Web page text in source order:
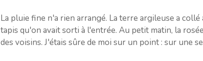
La pluie fine n'a rien arrangé. La terre argileuse a
tapis qu'on avait sorti à l'entrée. Au petit matin, la
des voisins. J'étais sûre de moi sur un point : sur une